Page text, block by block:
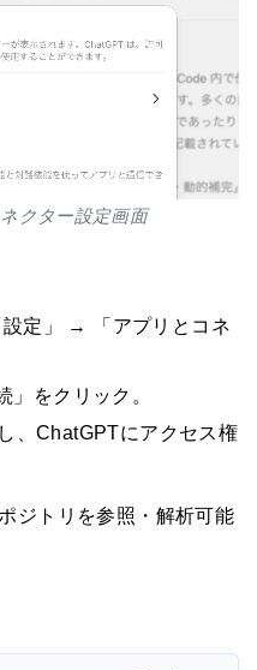
クター設定画面
定」 → 「アプリとコネ
」をクリック。
、ChatGPTにアクセス権
ジトリを参照・解析可能